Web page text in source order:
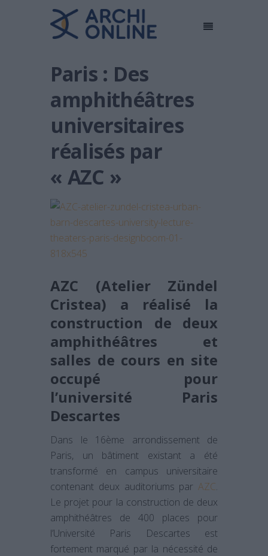
Paris : Des
amphithéâtres
universitaires
réalisés par
« AZC »
AZC (Atelier Zündel
Cristea) a réalisé la
construction de deux
amphithéâtres et
salles de cours en site
occupé pour
l’université Paris
Descartes
Dans le 16ème arrondissement de
Paris, un bâtiment existant a été
transformé en campus universitaire
contenant deux auditoriums par AZC.
Le projet pour la construction de deux
amphithéâtres de 400 places pour
l’Université Paris Descartes est
fortement marqué par la nécessité de